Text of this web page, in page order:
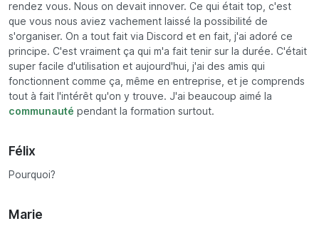
rendez vous. Nous on devait innover. Ce qui était top, c'est
que vous nous aviez vachement laissé la possibilité de
s'organiser. On a tout fait via Discord et en fait, j'ai adoré ce
principe. C'est vraiment ça qui m'a fait tenir sur la durée. C'était
super facile d'utilisation et aujourd'hui, j'ai des amis qui
fonctionnent comme ça, même en entreprise, et je comprends
tout à fait l'intérêt qu'on y trouve. J'ai beaucoup aimé la
communauté pendant la formation surtout.
Félix
Pourquoi?
Marie